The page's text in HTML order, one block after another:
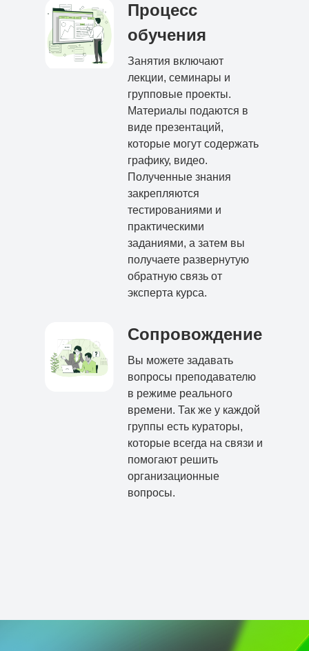
Процесс
обучения
Занятия включают
лекции, семинары и
групповые проекты.
Материалы подаются в
виде презентаций,
которые могут содержать
графику, видео.
Полученные знания
закрепляются
тестированиями и
практическими
заданиями, а затем вы
получаете развернутую
обратную связь от
эксперта курса.
Сопровождение
Вы можете задавать
вопросы преподавателю
в режиме реального
времени. Так же у каждой
группы есть кураторы,
которые всегда на связи и
помогают решить
организационные
вопросы.